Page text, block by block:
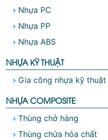
Nhựa PC
Nhựa PP
Nhựa ABS
NHỰA KỸ THUẬT
Gia công nhựa kỹ thuật
NHỰA COMPOSITE
Thùng chở hàng
Thùng chứa hóa chất